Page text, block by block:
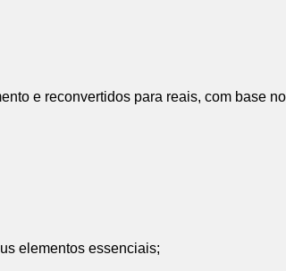
e reconvertidos para reais, com base
elementos essenciais;